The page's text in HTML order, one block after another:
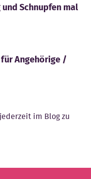
Schnupfen mal
für Angehörige /
im Blog zu